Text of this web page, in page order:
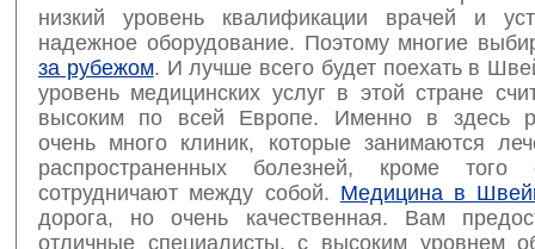
низкий уровень квалификации врачей и
надежное оборудование. Поэтому многие
за рубежом. И лучше всего будет поехать в
уровень медицинских услуг в этой стране
высоким по всей Европе. Именно в здесь
очень много клиник, которые занимаются
распространенных болезней, кроме
сотрудничают между собой. Медицина в
дорога, но очень качественная. Вам
отличные специалисты, с высоким уровнем